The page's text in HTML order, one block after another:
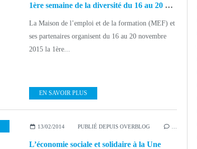
1ère semaine de la diversité du 16 au 20 novembre 2015
La Maison de l’emploi et de la formation (MEF) et
ses partenaires organisent du 16 au 20 novembre
2015 la 1ère...
EN SAVOIR PLUS
13/02/2014 PUBLIÉ DEPUIS OVERBLOG
L’économie sociale et solidaire à la Une